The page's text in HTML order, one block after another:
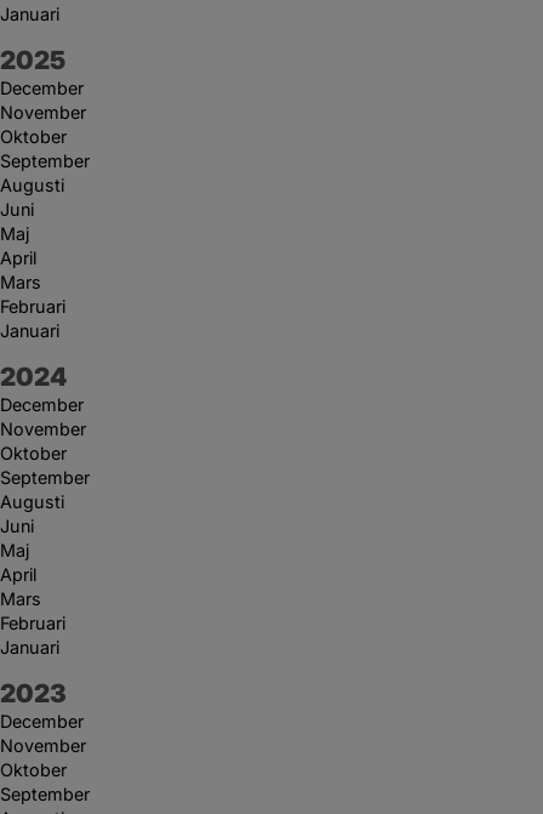
Januari
År:
2025
December
November
Oktober
September
Augusti
Juni
Maj
April
Mars
Februari
Januari
År:
2024
December
November
Oktober
September
Augusti
Juni
Maj
April
Mars
Februari
Januari
År:
2023
December
November
Oktober
September